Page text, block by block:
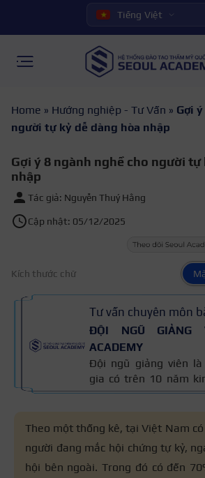
Tiếng Việt
Home » Hướng nghiệp - Tư Vấn » Gợi
người tự kỷ dễ dàng hòa nhập
Gợi ý 8 ngành nghề cho người tự
nhập
Tác giả: Nguyễn Thuý Hằng
Cập nhật: 05/12/2025
Kích thước chữ
Tư vấn chuyên môn
ĐỘI NGŨ GIẢNG
ACADEMY
Đội ngũ giảng viên là
gia có trên 10 năm
tạo nghề và kiến
nối mi, trang điểm,
viết được xây dựng
đào tạo và kinh
thực tế, đồng thời
Theo một thống kê, tại Việt Nam
người đang mắc hội chứng tự kỷ,
hội bên ngoài. Trong đó có đến